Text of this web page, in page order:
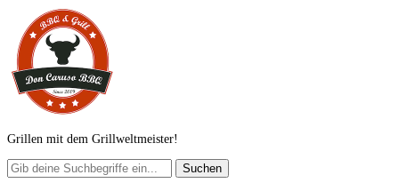
Grillen mit dem Grillweltmeister!